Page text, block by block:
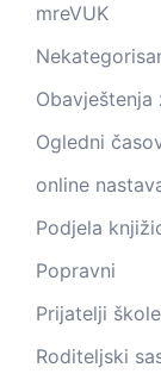
mreVUK
Obavještenja
Ogledni
online
Podjela
Popravni
Prijatelji škole
Roditeljski